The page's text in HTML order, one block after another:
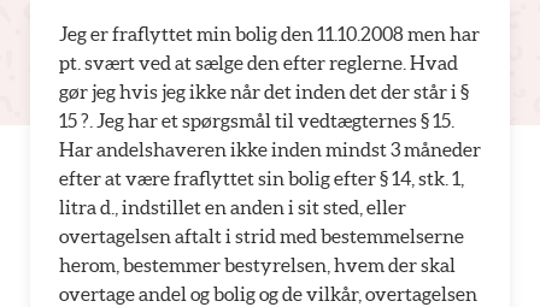
Jeg er fraflyttet min bolig den 11.10.2008 men har
pt. svært ved at sælge den efter reglerne. Hvad
gør jeg hvis jeg ikke når det inden det der står i §
15 ?. Jeg har et spørgsmål til vedtægternes § 15.
Har andelshaveren ikke inden mindst 3 måneder
efter at være fraflyttet sin bolig efter § 14, stk. 1,
litra d., indstillet en anden i sit sted, eller
overtagelsen aftalt i strid med bestemmelserne
herom, bestemmer bestyrelsen, hvem der skal
overtage andel og bolig og de vilkår, overtagelsen